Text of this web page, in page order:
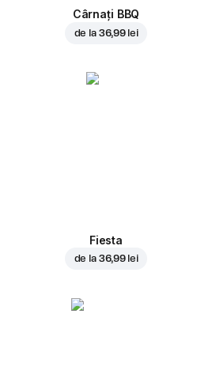
Cârnați BBQ
de la 36,99 lei
Fiesta
de la 36,99 lei